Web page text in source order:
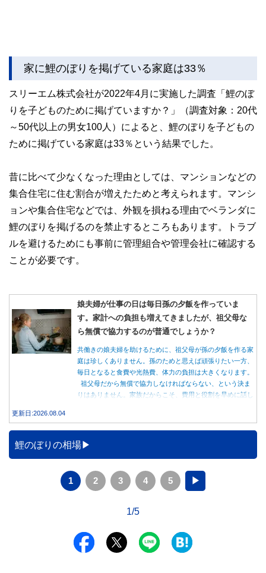
家に鯉のぼりを掲げている家庭は33％
スリーエム株式会社が2022年4月に実施した調査「鯉のぼ
りを子どものために掲げていますか？」（調査対象：20代
～50代以上の男女100人）によると、鯉のぼりを子どもの
ために掲げている家庭は33％という結果でした。
昔に比べて少なくなった理由としては、マンションなどの
集合住宅に住む割合が増えたためと考えられます。マンシ
ョンや集合住宅などでは、外観を損ねる理由でベランダに
鯉のぼりを掲げるのを禁止するところもあります。トラブ
ルを避けるためにも事前に管理組合や管理会社に確認する
ことが必要です。
娘夫婦が仕事の日は毎日孫の夕飯を作っていま
す。家計への負担も増えてきましたが、祖父母な
ら無償で協力するのが普通でしょうか？
共働きの娘夫婦を助けるために、祖父母が孫の夕飯を作る家
庭は珍しくありません。孫のためと思えば頑張りたい一方、
毎日となると食費や光熱費、体力の負担は大きくなります。
祖父母だから無償で協力しなければならない、という決ま
りはありません。家族だからこそ、費用と役割を早めに話し
更新日:2026.08.04
鯉のぼりの相場
1 2 3 4 5 ▶
1/5